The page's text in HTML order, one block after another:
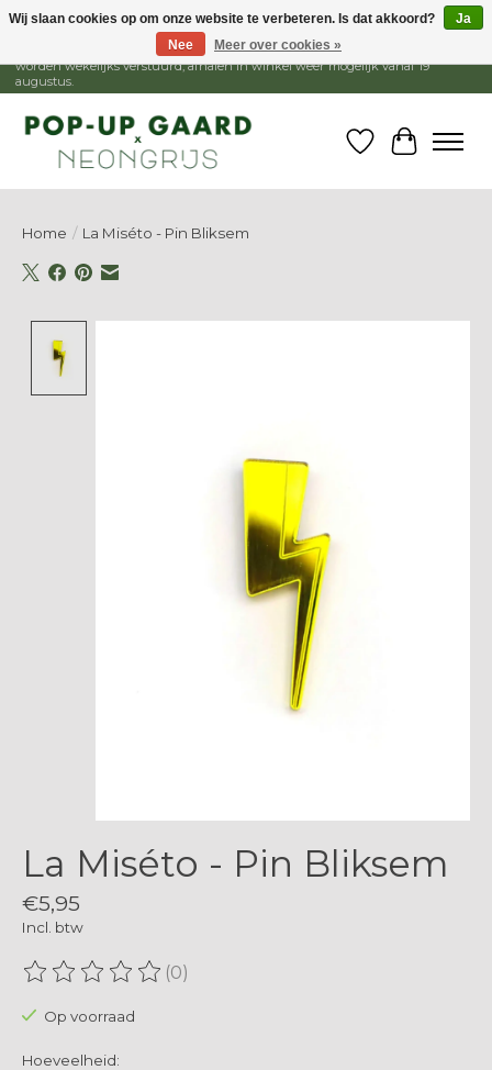
1 - 15 augustus is de winkel gesloten, webshop blijft open. Bestellingen
worden wekelijks verstuurd, afhalen in winkel weer mogelijk vanaf 19
augustus.
Verlanglijst
Home / La Miséto - Pin Bliksem
La Miséto - Pin Bliksem
€5,95
Incl. btw
De beoordeling van dit product is
(0)
Op voorraad
Hoeveelheid:
Wij slaan cookies op om onze website te verbeteren. Is dat akkoord?
Ja
Nee
Meer over cookies »